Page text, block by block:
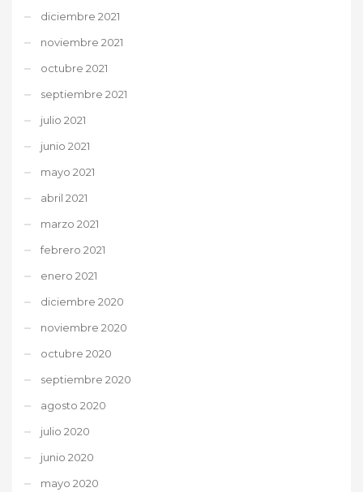
diciembre 2021
noviembre 2021
octubre 2021
septiembre 2021
julio 2021
junio 2021
mayo 2021
abril 2021
marzo 2021
febrero 2021
enero 2021
diciembre 2020
noviembre 2020
octubre 2020
septiembre 2020
agosto 2020
julio 2020
junio 2020
mayo 2020